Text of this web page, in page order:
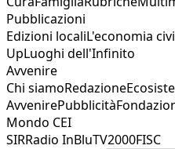
Pubblicazioni
Edizioni localiL'economia
UpLuoghi dell'Infinito
Avvenire
Chi siamoRedazione
AvvenirePubblicità
Mondo CEI
SIRRadio InBluTV2000FISC